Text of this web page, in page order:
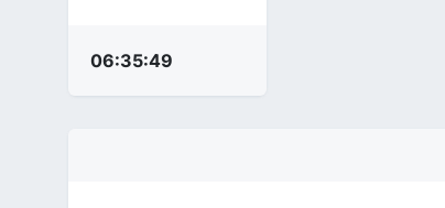
06:35:49